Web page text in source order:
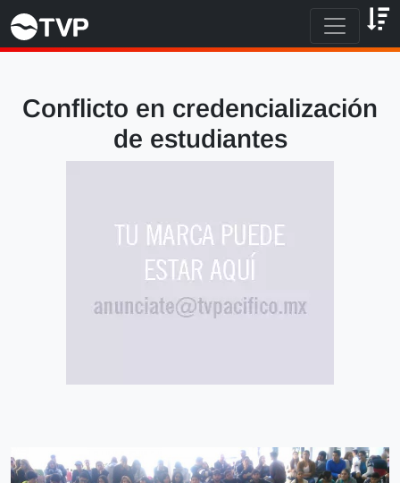
Conflicto en credencialización
de estudiantes